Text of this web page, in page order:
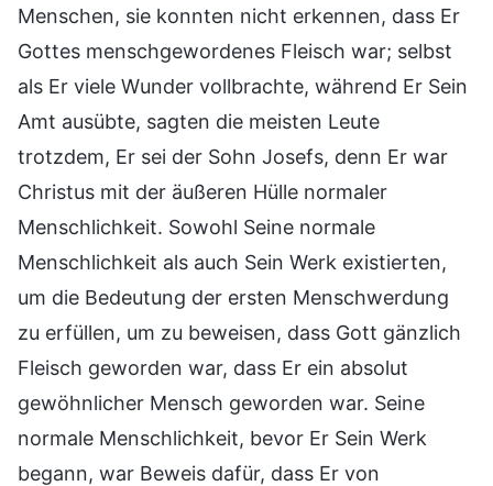
Menschen, sie konnten nicht erkennen, dass Er
Gottes menschgewordenes Fleisch war; selbst
als Er viele Wunder vollbrachte, während Er Sein
Amt ausübte, sagten die meisten Leute
trotzdem, Er sei der Sohn Josefs, denn Er war
Christus mit der äußeren Hülle normaler
Menschlichkeit. Sowohl Seine normale
Menschlichkeit als auch Sein Werk existierten,
um die Bedeutung der ersten Menschwerdung
zu erfüllen, um zu beweisen, dass Gott gänzlich
Fleisch geworden war, dass Er ein absolut
gewöhnlicher Mensch geworden war. Seine
normale Menschlichkeit, bevor Er Sein Werk
begann, war Beweis dafür, dass Er von